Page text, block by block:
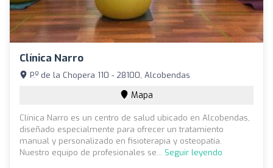
Clínica Narro
P.º de la Chopera 110 - 28100, Alcobendas
Mapa
Clínica Narro es un centro de salud ubicado en Alcobendas,
diseñado especialmente para ofrecer un tratamiento
manual y personalizado en fisioterapia y osteopatía.
Nuestro equipo de profesionales se... Seguir leyendo